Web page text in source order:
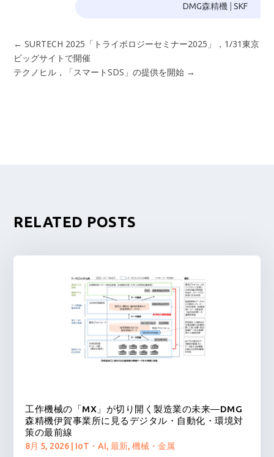
DMG森精機 | SKF
←SURTECH 2025「トライボロジーセミナー2025」，1/31東京
ビッグサイトで開催
テクノヒル，「スマートSDS」の提供を開始 →
RELATED POSTS
工作機械の「MX」が切り開く製造業の未来―DMG
森精機伊賀事業所に見るデジタル・自動化・環境対
策の最前線
8月 5, 2026 IoT・AI,最新,機械・金属